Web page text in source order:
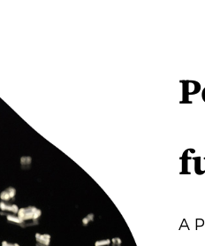
A